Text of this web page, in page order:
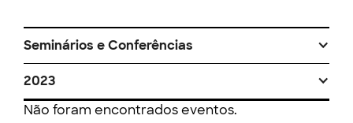
Seminários e Conferências
2023
Não foram encontrados eventos.